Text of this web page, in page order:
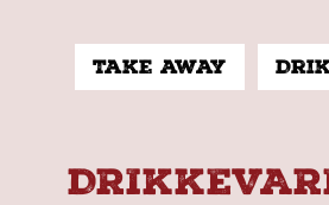
Take away